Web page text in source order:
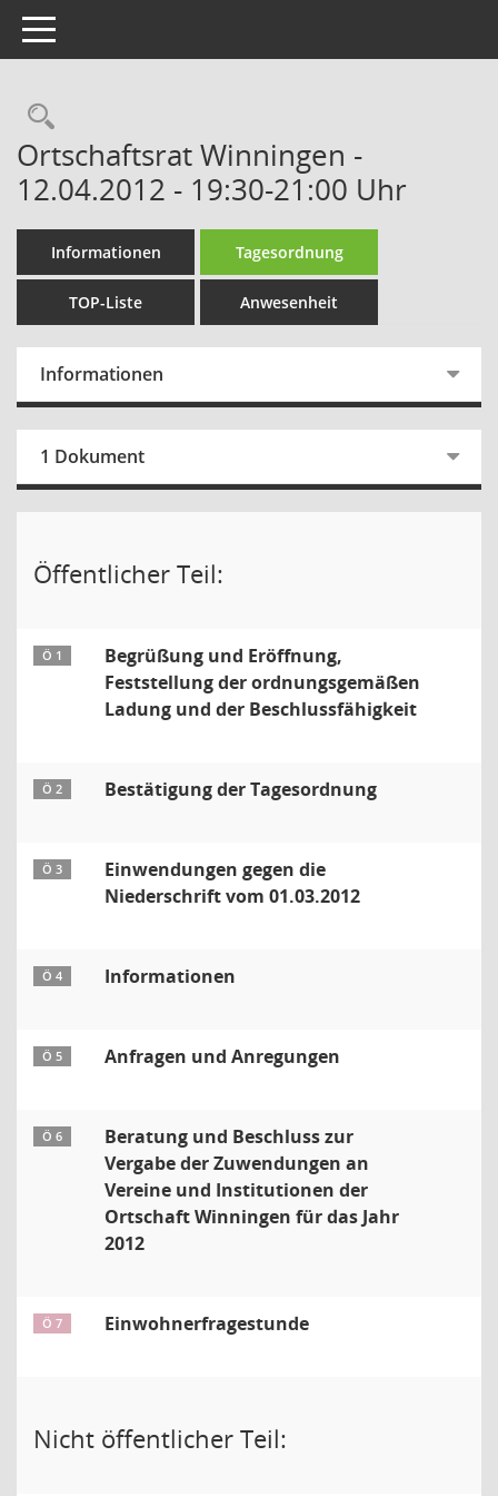
Toggle navigation
Rechercheauswahl
Ortschaftsrat Winningen -
12.04.2012 - 19:30-21:00 Uhr
Informationen Tagesordnung
TOP-Liste Anwesenheit
Informationen
1 Dokument
Öffentlicher Teil:
Ö 1
Begrüßung und Eröffnung,
Feststellung der ordnungsgemäßen
Ladung und der Beschlussfähigkeit
Ö 2 Bestätigung der Tagesordnung
Ö 3
Einwendungen gegen die
Niederschrift vom 01.03.2012
Ö 4 Informationen
Ö 5 Anfragen und Anregungen
Ö 6
Beratung und Beschluss zur
Vergabe der Zuwendungen an
Vereine und Institutionen der
Ortschaft Winningen für das Jahr
2012
Ö 7 Einwohnerfragestunde
Nicht öffentlicher Teil: